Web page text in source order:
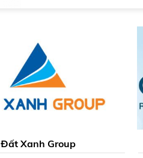
Đất Xanh Group